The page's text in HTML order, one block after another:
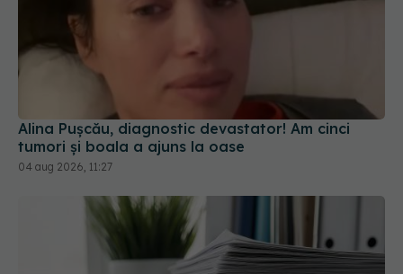
Alina Pușcău, diagnostic devastator! Am cinci
tumori și boala a ajuns la oase
04 aug 2026, 11:27